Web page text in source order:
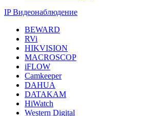
IP Видеонаблюдение
BEWARD
RVi
HIKVISION
MACROSCOP
iFLOW
Camkeeper
DAHUA
DATAKAM
HiWatch
Western Digital